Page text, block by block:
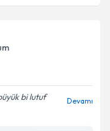
takvimi talebi
almanız için bir
bilgilendireceğiz.
bi lutuf
Devamı